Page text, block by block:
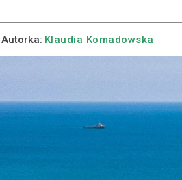
Autorka: Klaudia Komadowska